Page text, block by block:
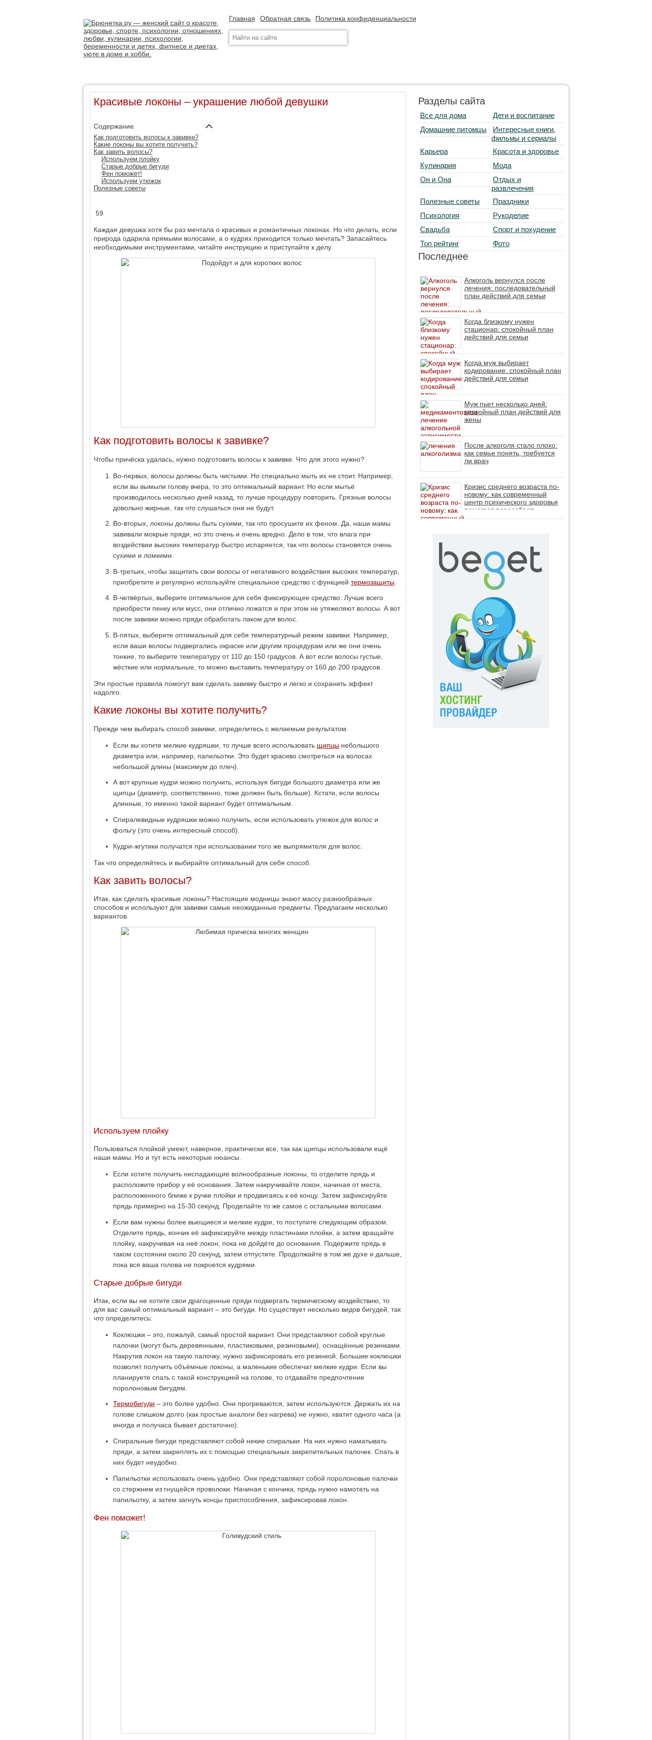
Главная Обратная связь Политика конфиденциальности
Красивые локоны – украшение любой девушки
Содержание
Как подготовить волосы к завивке?
Какие локоны вы хотите получить?
Как завить волосы?
Используем плойку
Старые добрые бигуди
Фен поможет!
Используем утюжок
Полезные советы
59
Каждая девушка хотя бы раз мечтала о красивых и романтичных локонах. Но что делать, если
природа одарила прямыми волосами, а о кудрях приходится только мечтать? Запасайтесь
необходимыми инструментами, читайте инструкцию и приступайте к делу.
Как подготовить волосы к завивке?
Чтобы причёска удалась, нужно подготовить волосы к завивке. Что для этого нужно?
Во-первых, волосы должны быть чистыми. Но специально мыть их не стоит. Например,
если вы вымыли голову вчера, то это оптимальный вариант. Но если мытьё
производилось несколько дней назад, то лучше процедуру повторить. Грязные волосы
довольно жирные, так что слушаться они не будут.
Во-вторых, локоны должны быть сухими, так что просушите их феном. Да, наши мамы
завивали мокрые пряди, но это очень и очень вредно. Дело в том, что влага при
воздействии высоких температур быстро испаряется, так что волосы становятся очень
сухими и ломкими.
В-третьих, чтобы защитить свои волосы от негативного воздействия высоких температур,
приобретите и регулярно используйте специальное средство с функцией термозащиты
В-четвёртых, выберите оптимальное для себя фиксирующее средство. Лучше всего
приобрести пенку или мусс, они отлично ложатся и при этом не утяжеляют волосы. А вот
после завивки можно пряди обработать лаком для волос.
В-пятых, выберите оптимальный для себя температурный режим завивки. Например,
если ваши волосы подвергались окраске или другим процедурам или же они очень
тонкие, то выберите температуру от 110 до 150 градусов. А вот если волосы густые,
жёсткие или нормальные, то можно выставить температуру от 160 до 200 градусов.
Эти простые правила помогут вам сделать завивку быстро и легко и сохранить эффект
надолго.
Какие локоны вы хотите получить?
Прежде чем выбирать способ завивки, определитесь с желаемым результатом.
Если вы хотите мелкие кудряшки, то лучше всего использовать щипцы небольшого
диаметра или, например, папильотки. Это будет красиво смотреться на волосах
небольшой длины (максимум до плеч).
А вот крупные кудри можно получить, используя бигуди большого диаметра или же
щипцы (диаметр, соответственно, тоже должен быть больше). Кстати, если волосы
длинные, то именно такой вариант будет оптимальным.
Спиралевидные кудряшки можно получить, если использовать утюжок для волос и
фольгу (это очень интересный способ).
Кудри-жгутики получатся при использовании того же выпрямителя для волос.
Так что определяйтесь и выбирайте оптимальный для себя способ.
Как завить волосы?
Итак, как сделать красивые локоны? Настоящие модницы знают массу разнообразных
способов и используют для завивки самые неожиданные предметы. Предлагаем несколько
вариантов.
Используем плойку
Пользоваться плойкой умеют, наверное, практически все, так как щипцы использовали ещё
наши мамы. Но и тут есть некоторые нюансы.
Если хотите получить ниспадающие волнообразные локоны, то отделите прядь и
расположите прибор у её основания. Затем накручивайте локон, начиная от места,
расположенного ближе к ручке плойки и продвигаясь к её концу. Затем зафиксируйте
прядь примерно на 15-30 секунд. Проделайте то же самое с остальными волосами.
Если вам нужны более вьющиеся и мелкие кудри, то поступите следующим образом.
Отделите прядь, кончик её зафиксируйте между пластинами плойки, а затем вращайте
плойку, накручивая на неё локон, пока не дойдёте до основания. Подержите прядь в
таком состоянии около 20 секунд, затем отпустите. Продолжайте в том же духе и дальше,
пока вся ваша голова не покроется кудрями.
Старые добрые бигуди
Итак, если вы не хотите свои драгоценные пряди подвергать термическому воздействию, то
для вас самый оптимальный вариант – это бигуди. Но существует несколько видов бигудей, так
что определитесь:
Коклюшки – это, пожалуй, самый простой вариант. Они представляют собой круглые
палочки (могут быть деревянными, пластиковыми, резиновыми), оснащённые резинками.
Накрутив локон на такую палочку, нужно зафиксировать его резинкой. Большие коклюшки
позволят получить объёмные локоны, а маленькие обеспечат мелкие кудри. Если вы
планируете спать с такой конструкцией на голове, то отдавайте предпочтение
поролоновым бигудям.
Термобигуди – это более удобно. Они прогреваются, затем используются. Держать их на
голове слишком долго (как простые аналоги без нагрева) не нужно, хватит одного часа (а
иногда и получаса бывает достаточно).
Спиральные бигуди представляют собой некие спиральки. На них нужно наматывать
пряди, а затем закреплять их с помощью специальных закрепительных палочек. Спать в
них будет неудобно.
Папильотки использовать очень удобно. Они представляют собой поролоновые палочки
со стержнем из гнущейся проволоки. Начиная с кончика, прядь нужно намотать на
папильотку, а затем загнуть концы приспособления, зафиксировав локон.
Фен поможет!
Разделы сайта
Все для дома
Дети и воспитание
Домашние питомцы
Интересные книги,
фильмы и сериалы
Карьера
Красота и здоровье
Кулинария
Мода
Он и Она
Отдых и
развлечения
Полезные советы
Праздники
Психология
Рукоделие
Свадьба
Спорт и похудение
Топ рейтинг
Фото
Последнее
Алкоголь вернулся после
лечения: последовательный
план действий для семьи
Когда близкому нужен
стационар: спокойный план
действий для семьи
Когда муж выбирает
кодирование: спокойный план
действий для семьи
Муж пьет несколько дней:
спокойный план действий для
жены
После алкоголя стало плохо:
как семье понять, требуется
ли врач
Кризис среднего возраста по-
новому: как современный
центр психического здоровья
помогает пересобрать
личность без таблеток (методы